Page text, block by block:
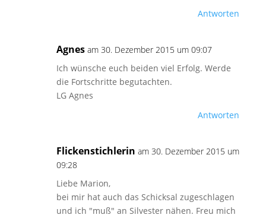
Antworten
Agnes am 30. Dezember 2015 um 09:07
Ich wünsche euch beiden viel Erfolg. Werde
die Fortschritte begutachten.
LG Agnes
Antworten
Flickenstichlerin am 30. Dezember 2015 um
09:28
Liebe Marion,
bei mir hat auch das Schicksal zugeschlagen
und ich "muß" an Silvester nähen. Freu mich